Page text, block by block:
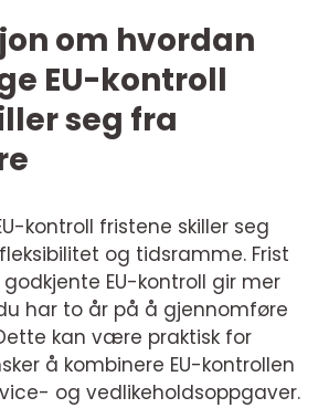
om hvordan
EU-kontroll
seg fra
kontroll fristene skiller seg
og tidsramme. Frist
EU-kontroll gir mer
har to år på å gjennomføre
kan være praktisk for
å kombinere EU-kontrollen
og vedlikeholdsoppgaver.